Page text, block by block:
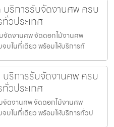
ริการรับจัดงานศพ ครบ
วประเทศ
จัดงานศพ จัดดอกไม้งานศพ
บในที่เดียว พร้อมให้บริการทั
ริการรับจัดงานศพ ครบ
วประเทศ
จัดงานศพ จัดดอกไม้งานศพ
บในที่เดียว พร้อมให้บริการทั่วป